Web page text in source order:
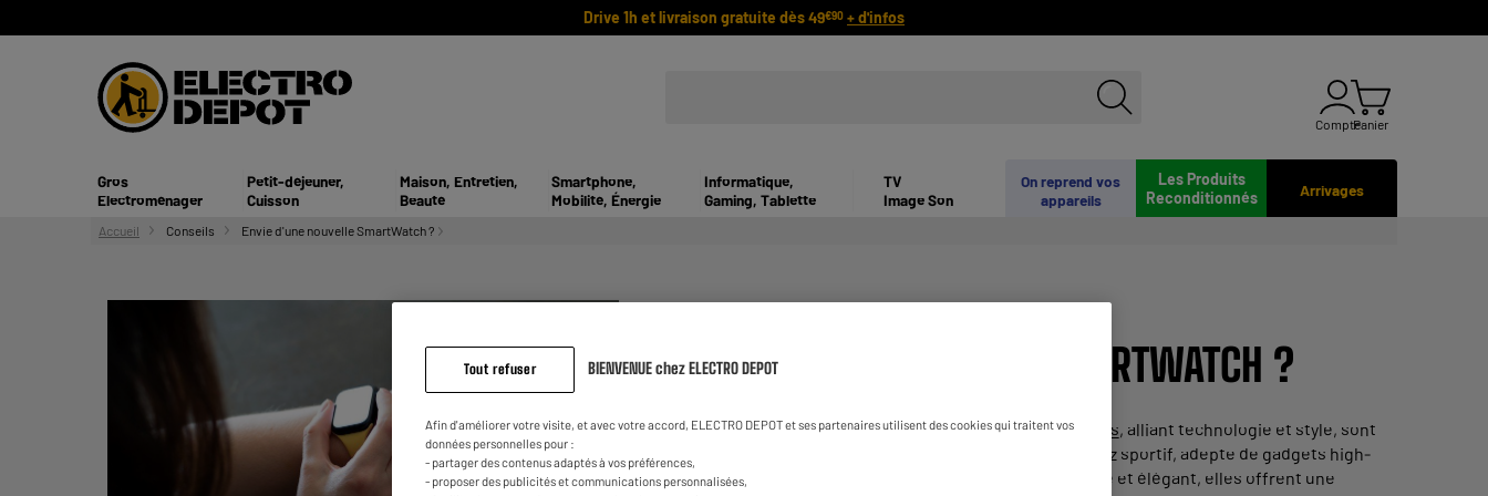
Drive 1h et livraison gratuite dès 49€90 + d'infos
ComptePanier
Arrivages
Les Produits
Reconditionnés
On reprend vos
appareils
Gros
Electroménager
Petit-déjeuner,
Cuisson
Maison, Entretien,
Beauté
Smartphone,
Mobilité, Énergie
Informatique,
Gaming, Tablette
TV
Image Son
Accueil Conseils Envie d'une nouvelle SmartWatch ?
ENVIE D'UNE NOUVELLE SMARTWATCH ?
Envie d’une nouvelle smartwatch ? Cesmontres connectées, alliant technologie et style, sont
devenues de véritables alliées du quotidien. Que vous soyez sportif, adepte de gadgets high-
tech ou simplement à la recherche d’un accessoire pratique et élégant, elles offrent une
Tout refuser BIENVENUE chez ELECTRO DEPOT
Afin d'améliorer votre visite, et avec votre accord, ELECTRO DEPOT et ses partenaires utilisent des cookies qui traitent vos
données personnelles pour :
- partager des contenus adaptés à vos préférences,
- proposer des publicités et communications personnalisées,